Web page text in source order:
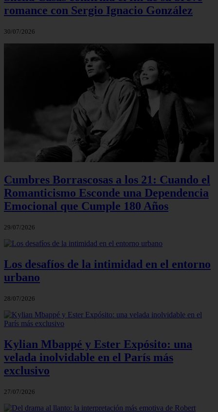
romance con Sergio Ignacio González
30/07/2026
Cumbres Borrascosas a los 21: Cuando el
Romanticismo Esconde una Dependencia
Emocional que Cumple 180 Años
29/07/2026
Los desafíos de la intimidad en el entorno
urbano
28/07/2026
Kylian Mbappé y Ester Expósito: una
velada inolvidable en el París más
exclusivo
27/07/2026